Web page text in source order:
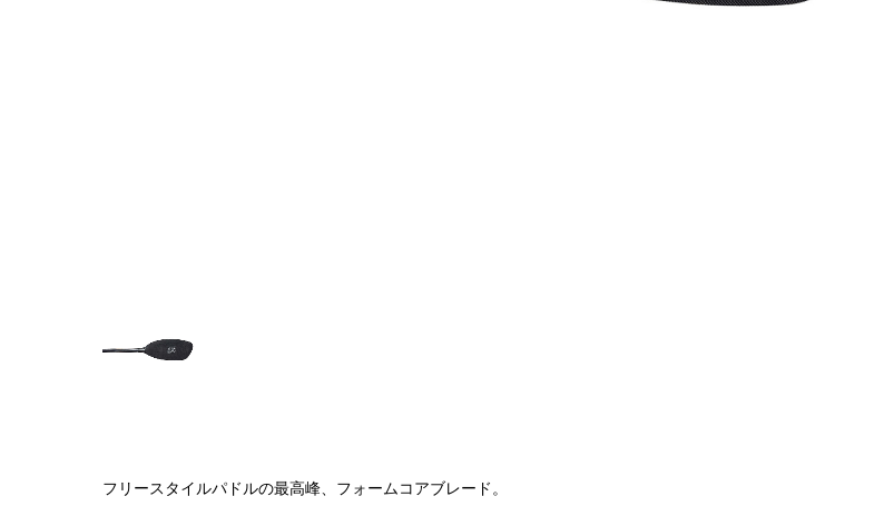
フリースタイルパドルの最高峰、フォームコアブレード。